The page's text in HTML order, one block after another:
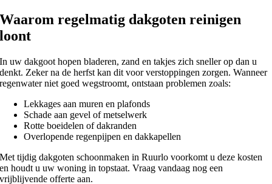
Waarom regelmatig dakgoten reinigen
loont
In uw dakgoot hopen bladeren, zand en takjes zich sneller op dan u
denkt. Zeker na de herfst kan dit voor verstoppingen zorgen. Wanneer
regenwater niet goed wegstroomt, ontstaan problemen zoals:
Lekkages aan muren en plafonds
Schade aan gevel of metselwerk
Rotte boeidelen of dakranden
Overlopende regenpijpen en dakkapellen
Met tijdig dakgoten schoonmaken in Ruurlo voorkomt u deze kosten
en houdt u uw woning in topstaat. Vraag vandaag nog een
vrijblijvende offerte aan.